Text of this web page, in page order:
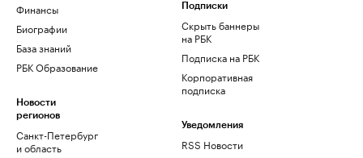
Финансы
Биографии
База знаний
РБК Образование
Новости
регионов
Санкт-Петербург
и область
Подписки
Скрыть баннеры
на РБК
Подписка на РБК
Корпоративная
подписка
Уведомления
RSS Новости